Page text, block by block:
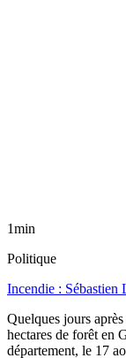
1min
Politique
Incendie : Sébastien
Quelques jours
hectares de forêt en
département, le 17